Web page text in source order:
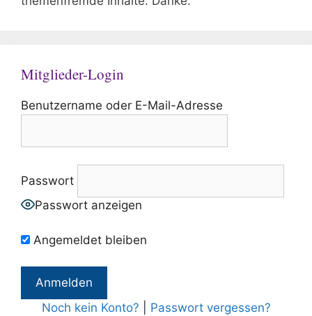
Mitglieder-Login
Benutzername oder E-Mail-Adresse
Passwort
Passwort anzeigen
Angemeldet bleiben
Noch kein Konto? Passwort vergessen?